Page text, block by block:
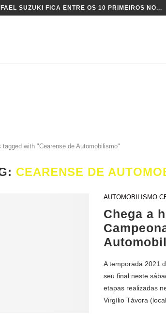
REIS LIDERA CAMPEONATO DA TCR BRASIL
tagged with "Cearense de Automobilismo"
CEARENSE DE
AUTOMOBILISMO
Chega a
A temporada 2021
seu final neste
etapas realizadas
Virgílio Távora